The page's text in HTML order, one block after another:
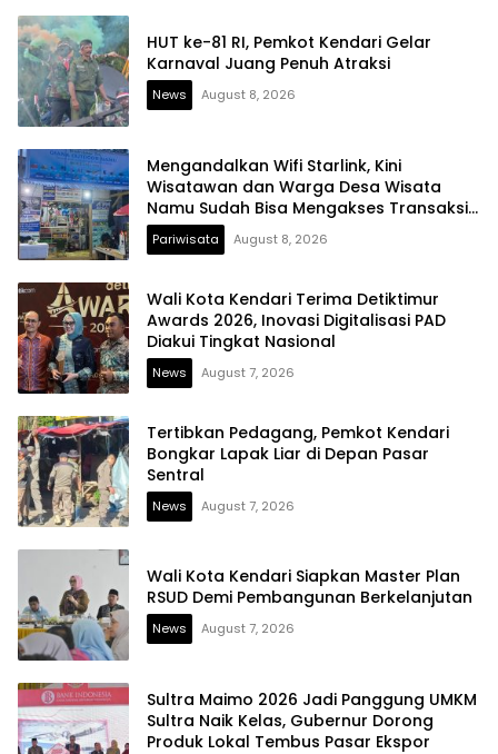
HUT ke-81 RI, Pemkot Kendari Gelar
Karnaval Juang Penuh Atraksi
News August 8, 2026
Mengandalkan Wifi Starlink, Kini
Wisatawan dan Warga Desa Wisata
Namu Sudah Bisa Mengakses Transaksi
Digital
Pariwisata August 8, 2026
Wali Kota Kendari Terima Detiktimur
Awards 2026, Inovasi Digitalisasi PAD
Diakui Tingkat Nasional
News August 7, 2026
Tertibkan Pedagang, Pemkot Kendari
Bongkar Lapak Liar di Depan Pasar
Sentral
News August 7, 2026
Wali Kota Kendari Siapkan Master Plan
RSUD Demi Pembangunan Berkelanjutan
News August 7, 2026
Sultra Maimo 2026 Jadi Panggung UMKM
Sultra Naik Kelas, Gubernur Dorong
Produk Lokal Tembus Pasar Ekspor